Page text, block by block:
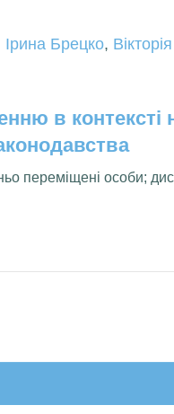
Ірина Брецко,
в контексті
переміщені особи;